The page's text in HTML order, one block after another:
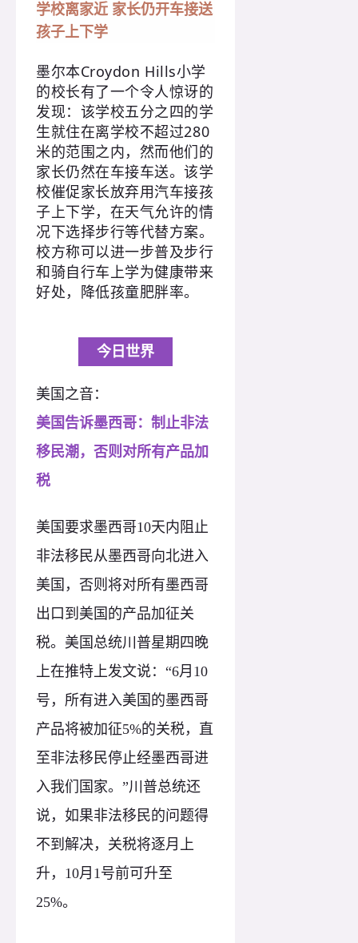
学校离家近 家长仍开车接送
孩子上下学
墨尔本Croydon Hills小学
的校长有了一个令人惊讶的
发现：该学校五分之四的学
生就住在离学校不超过280
米的范围之内，然而他们的
家长仍然在车接车送。该学
校催促家长放弃用汽车接孩
子上下学，在天气允许的情
况下选择步行等代替方案。
校方称可以进一步普及步行
和骑自行车上学为健康带来
好处，降低孩童肥胖率。
今日世界
美国之音：
美国告诉墨西哥：制止非法
移民潮，否则对所有产品加
税
美国要求墨西哥10天内阻止
非法移民从墨西哥向北进入
美国，否则将对所有墨西哥
出口到美国的产品加征关
税。美国总统川普星期四晚
上在推特上发文说：“6月10
号，所有进入美国的墨西哥
产品将被加征5%的关税，直
至非法移民停止经墨西哥进
入我们国家。”川普总统还
说，如果非法移民的问题得
不到解决，关税将逐月上
升，10月1号前可升至
25%。